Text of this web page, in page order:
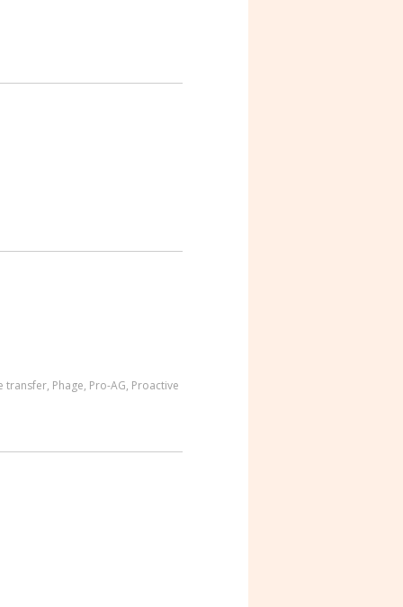
transfer, Phage, Pro-AG, Proactive